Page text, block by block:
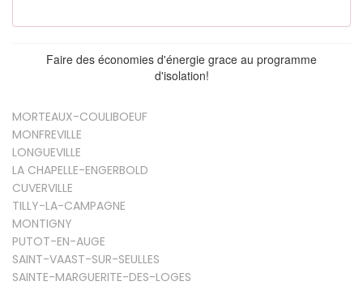
Faire des économies d'énergie grace au programme
d'isolation!
MORTEAUX-COULIBOEUF
MONFREVILLE
LONGUEVILLE
LA CHAPELLE-ENGERBOLD
CUVERVILLE
TILLY-LA-CAMPAGNE
MONTIGNY
PUTOT-EN-AUGE
SAINT-VAAST-SUR-SEULLES
SAINTE-MARGUERITE-DES-LOGES